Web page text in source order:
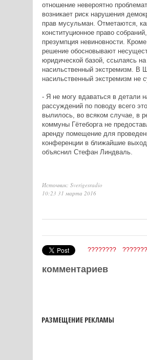
отношение невероятно
возникает риск нарушения
прав мусульман. Отметаются,
конституционное право
презумпция невиновности.
решение обосновывают
юридической базой, ссылаясь на
насильственный экстремизм. В
насильственный экстремизм не
- Я не могу вдаваться в детали
рассуждений по поводу всего
вылилось, во всяком случае, в
коммуны Гётеборга не
аренду помещение для
конференции в ближайшие
объяснил Стефан Линдваль.
Источник: Sverigesradio
10:23 31 марта 2016
????????
комментариев
РАЗМЕЩЕНИЕ РЕКЛАМЫ